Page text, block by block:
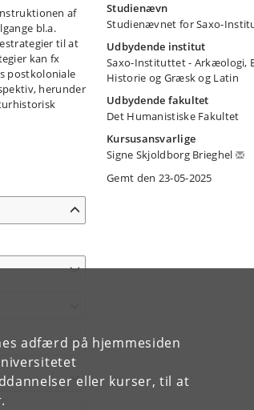
adfærd på hjemmesiden
eller kurser, til at
af
bl.a.
til at
kan fx
postkoloniale
herunder
Studienævn
Studienævnet for Saxo-
Udbydende institut
Saxo-Instituttet - Arkæologi,
Historie og Græsk og Latin
Udbydende fakultet
Det Humanistiske Fakultet
Kursusansvarlige
Signe Skjoldborg Brieghel
Gemt den 23-05-2025